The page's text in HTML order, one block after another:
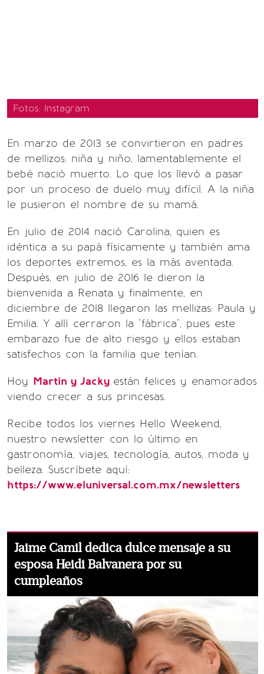
Fotos: Instagram
En marzo de 2013 se convirtieron en padres
de mellizos: niña y niño, lamentablemente el
bebé nació muerto. Lo que los llevó a pasar
por un proceso de duelo muy difícil. A la niña
le pusieron el nombre de su mamá.
En julio de 2014 nació Carolina, quien es
idéntica a su papá físicamente y también ama
los deportes extremos, es la más aventada.
Después, en julio de 2016 le dieron la
bienvenida a Renata y finalmente, en
diciembre de 2018 llegaron las mellizas: Paula y
Emilia. Y allí cerraron la "fábrica", pues este
embarazo fue de alto riesgo y ellos estaban
satisfechos con la familia que tenían.
Hoy Martín y Jacky están felices y enamorados
viendo crecer a sus princesas.
Recibe todos los viernes Hello Weekend,
nuestro newsletter con lo último en
gastronomía, viajes, tecnología, autos, moda y
belleza. Suscríbete aquí:
https://www.eluniversal.com.mx/newsletters
Jaime Camil dedica dulce mensaje a su
esposa Heidi Balvanera por su
cumpleaños